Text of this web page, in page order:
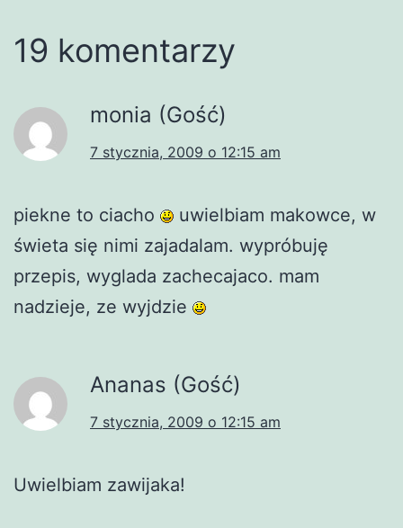
19 komentarzy
monia (Gość)
7 stycznia, 2009 o 12:15 am
piekne to ciacho
uwielbiam makowce, w
świeta się nimi zajadalam. wypróbuję
przepis, wyglada zachecajaco. mam
nadzieje, ze wyjdzie
Ananas (Gość)
7 stycznia, 2009 o 12:15 am
Uwielbiam zawijaka!